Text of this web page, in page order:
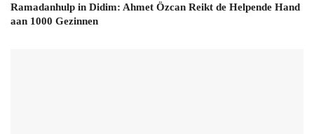
Ramadanhulp in Didim: Ahmet Özcan Reikt de Helpende Hand
aan 1000 Gezinnen